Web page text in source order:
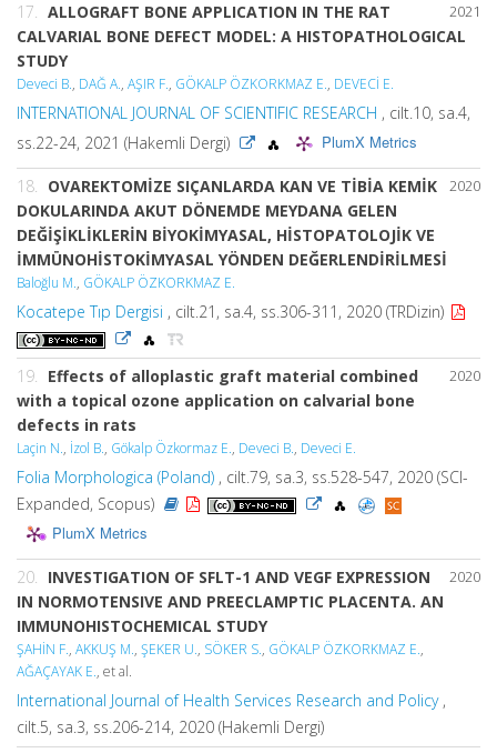
2021
17. ALLOGRAFT BONE APPLICATION IN THE RAT
CALVARIAL BONE DEFECT MODEL: A HISTOPATHOLOGICAL
STUDY
Deveci B., DAĞ A., AŞIR F., GÖKALP ÖZKORKMAZ E., DEVECİ E.
INTERNATIONAL JOURNAL OF SCIENTIFIC RESEARCH , cilt.10, sa.4,
ss.22-24, 2021 (Hakemli Dergi)
PlumX Metrics
2020
18. OVAREKTOMİZE SIÇANLARDA KAN VE TİBİA KEMİK
DOKULARINDA AKUT DÖNEMDE MEYDANA GELEN
DEĞİŞİKLİKLERİN BİYOKİMYASAL, HİSTOPATOLOJİK VE
İMMÜNOHİSTOKİMYASAL YÖNDEN DEĞERLENDİRİLMESİ
Baloğlu M., GÖKALP ÖZKORKMAZ E.
Kocatepe Tıp Dergisi , cilt.21, sa.4, ss.306-311, 2020 (TRDizin)
2020
19. Effects of alloplastic graft material combined
with a topical ozone application on calvarial bone
defects in rats
Laçin N., İzol B., Gökalp Özkormaz E., Deveci B., Deveci E.
Folia Morphologica (Poland) , cilt.79, sa.3, ss.528-547, 2020 (SCI-
Expanded, Scopus)
PlumX Metrics
2020
20. INVESTIGATION OF SFLT-1 AND VEGF EXPRESSION
IN NORMOTENSIVE AND PREECLAMPTIC PLACENTA. AN
IMMUNOHISTOCHEMICAL STUDY
ŞAHİN F., AKKUŞ M., ŞEKER U., SÖKER S., GÖKALP ÖZKORKMAZ E.,
AĞAÇAYAK E., et al.
International Journal of Health Services Research and Policy,
cilt.5, sa.3, ss.206-214, 2020 (Hakemli Dergi)